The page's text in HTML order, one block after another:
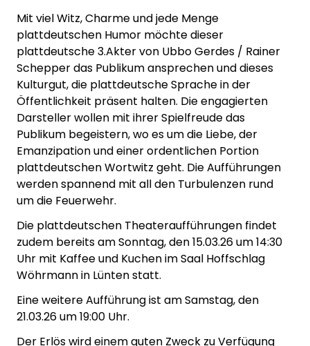
Mit viel Witz, Charme und jede Menge
plattdeutschen Humor möchte dieser
plattdeutsche 3.Akter von Ubbo Gerdes / Rainer
Schepper das Publikum ansprechen und dieses
Kulturgut, die plattdeutsche Sprache in der
Öffentlichkeit präsent halten. Die engagierten
Darsteller wollen mit ihrer Spielfreude das
Publikum begeistern, wo es um die Liebe, der
Emanzipation und einer ordentlichen Portion
plattdeutschen Wortwitz geht. Die Aufführungen
werden spannend mit all den Turbulenzen rund
um die Feuerwehr.
Die plattdeutschen Theateraufführungen findet
zudem bereits am Sonntag, den 15.03.26 um 14:30
Uhr mit Kaffee und Kuchen im Saal Hoffschlag
Wöhrmann in Lünten statt.
Eine weitere Aufführung ist am Samstag, den
21.03.26 um 19:00 Uhr.
Der Erlös wird einem guten Zweck zu Verfügung